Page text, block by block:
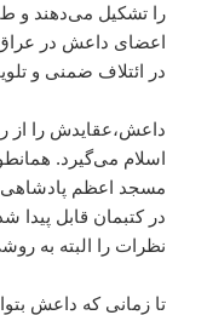
را تشکیل می‌دهند و
اعضای داعش در
در ائتلاف ضمنی و
داعش،‌عقایدش را از
اسلام می‌گیرد.
مسجد اعظم
در کتبمان قابل
نظرات را البته به
تا زمانی که داعش